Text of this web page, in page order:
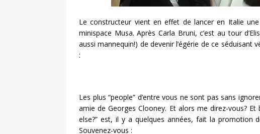
Le constructeur vient en effet de lancer en Italie
minispace Musa. Après Carla Bruni, c’est au tour
aussi mannequin!) de devenir l’égérie de ce séduisant
:
Les plus “people” d’entre vous ne sont pas sans
amie de Georges Clooney. Et alors me direz-vous?
else?” est, il y a quelques années, fait la promotion
Souvenez-vous :